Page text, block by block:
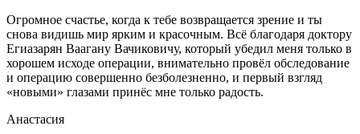
Огромное счастье, когда к тебе возвращается зрение и ты
снова видишь мир ярким и красочным. Всё благодаря доктору
Егиазарян Ваагану Вачиковичу, который убедил меня только в
хорошем исходе операции, внимательно провёл обследование
и операцию совершенно безболезненно, и первый взгляд
«новыми» глазами принёс мне только радость.
Анастасия